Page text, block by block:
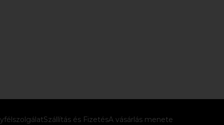
Szállítás és FizetésA vásárlás menete